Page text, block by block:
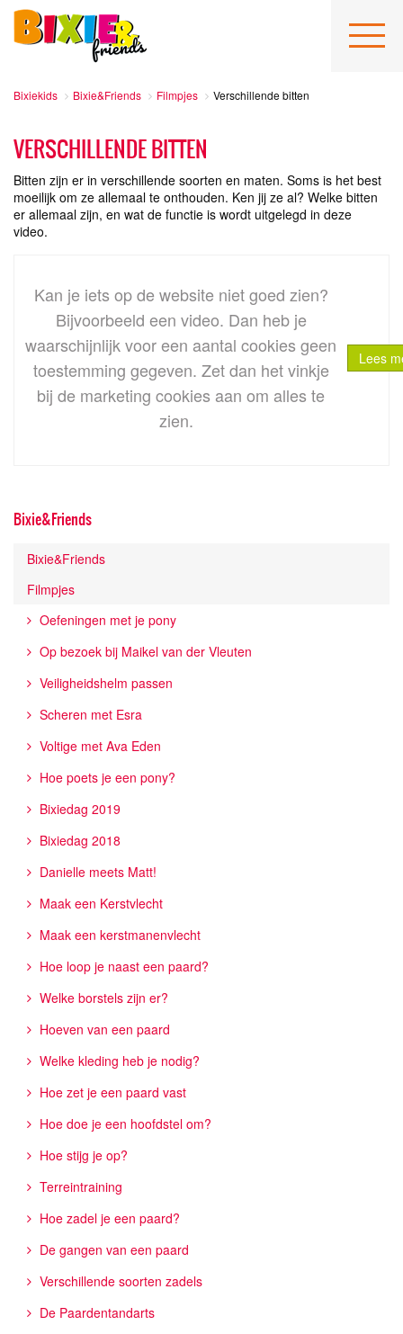
Bixiekids Bixie&Friends Filmpjes Verschillende bitten
VERSCHILLENDE BITTEN
Bitten zijn er in verschillende soorten en maten. Soms is het best
moeilijk om ze allemaal te onthouden. Ken jij ze al? Welke bitten
er allemaal zijn, en wat de functie is wordt uitgelegd in deze
video.
Kan je iets op de website niet goed zien?
Bijvoorbeeld een video. Dan heb je
waarschijnlijk voor een aantal cookies geen
toestemming gegeven. Zet dan het vinkje
bij de marketing cookies aan om alles te
zien.
Lees
Bixie&Friends
Bixie&Friends
Filmpjes
Oefeningen met je pony
Op bezoek bij Maikel van der Vleuten
Veiligheidshelm passen
Scheren met Esra
Voltige met Ava Eden
Hoe poets je een pony?
Bixiedag 2019
Bixiedag 2018
Danielle meets Matt!
Maak een Kerstvlecht
Maak een kerstmanenvlecht
Hoe loop je naast een paard?
Welke borstels zijn er?
Hoeven van een paard
Welke kleding heb je nodig?
Hoe zet je een paard vast
Hoe doe je een hoofdstel om?
Hoe stijg je op?
Terreintraining
Hoe zadel je een paard?
De gangen van een paard
Verschillende soorten zadels
De Paardentandarts